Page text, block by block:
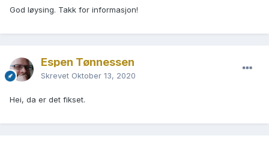
God løysing. Takk for informasjon!
Espen Tønnessen
Skrevet Oktober 13, 2020
Hei, da er det fikset.